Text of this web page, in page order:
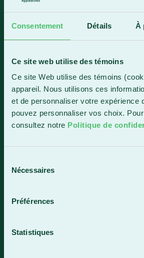
Consentement Détails À
Ce site web utilise des témoins
Ce site Web utilise des témoins
appareil. Nous utilisons ces
et de personnaliser votre expérience
pouvez personnaliser vos choix.
consultez notre Politique de
Nécessaires
Préférences
Statistiques
1 800 893-5111
Sainte-Marie
Sainte-Marie (Québec) G6E 0R1
Horaire de la réception
Lundi-vendredi : 7 h 30 à 15 h 30
4409, rue Dollard
Lundi-vendredi : 8 h à 16 h